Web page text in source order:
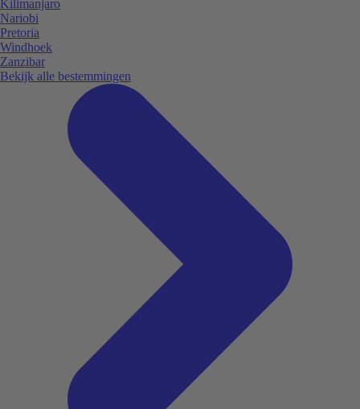
Kilimanjaro
Nariobi
Pretoria
Windhoek
Zanzibar
Bekijk alle bestemmingen